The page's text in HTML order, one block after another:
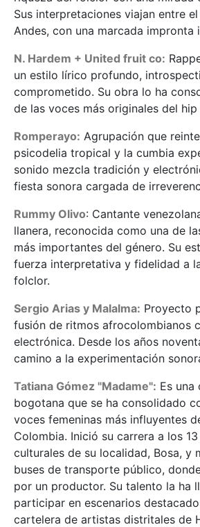
Sus interpretaciones viajan entre
Andes, con una marcada impronta
N. Hardem + United fruit co:
un estilo lírico profundo,
comprometido. Su obra lo ha
de las voces más originales del
Romperayo: Agrupación que
psicodelia tropical y la cumbia
sonido mezcla tradición y
fiesta sonora cargada de
Rummy Olivo: Cantante
llanera, reconocida como una de
más importantes del género. Su
fuerza interpretativa y fidelidad a
folclor.
Sergio Arias y Malalma: Proyecto
fusión de ritmos afrocolombianos
electrónica. Desde los años
camino a la experimentación
Tatiana Gómez "Madame": Es una
bogotana que se ha consolidado
voces femeninas más influyentes
Colombia. Inició su carrera a los
culturales de su localidad, Bosa, y
buses de transporte público,
por un productor. Su talento la ha
participar en escenarios
cartelera de artistas distritales de